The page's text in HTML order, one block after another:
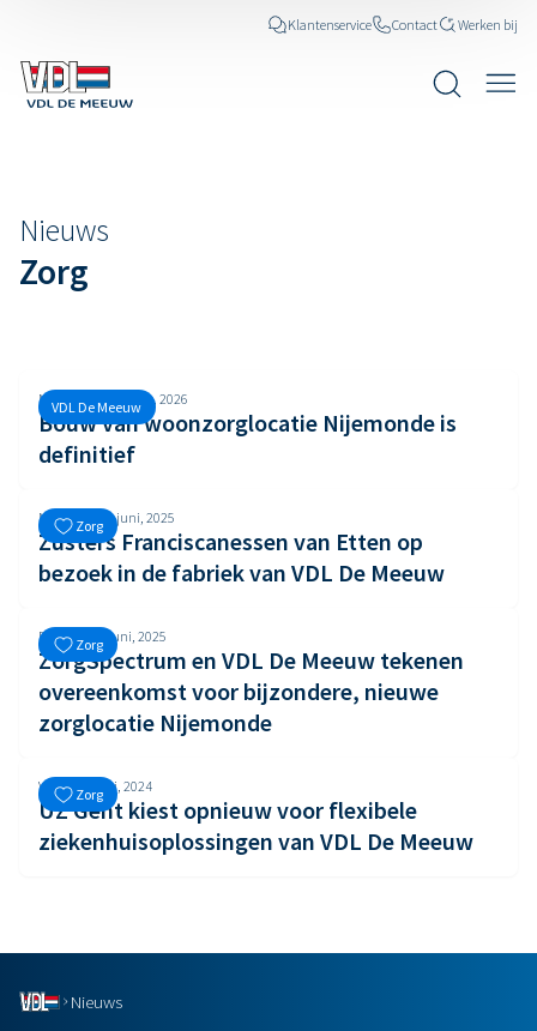
Klantenservice Contact Werken bij
Nieuws
Zorg
VDL De Meeuw
Maandag, 30 maart, 2026
Bouw van woonzorglocatie Nijemonde is
definitief
Zorg
Maandag, 23 juni, 2025
Zusters Franciscanessen van Etten op
bezoek in de fabriek van VDL De Meeuw
Zorg
Dinsdag, 17 juni, 2025
ZorgSpectrum en VDL De Meeuw tekenen
overeenkomst voor bijzondere, nieuwe
zorglocatie Nijemonde
Zorg
Vrijdag, 3 mei, 2024
UZ Gent kiest opnieuw voor flexibele
ziekenhuisoplossingen van VDL De Meeuw
Nieuws